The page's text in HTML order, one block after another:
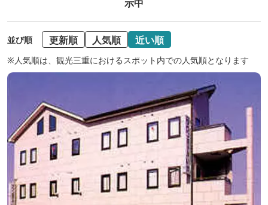
示中
並び順 更新順 人気順 近い順
※人気順は、観光三重におけるスポット内での人気順となります